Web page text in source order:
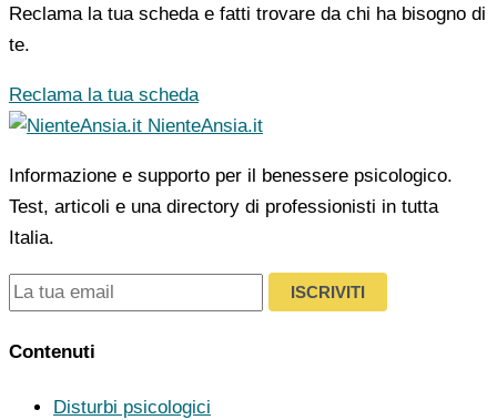
Reclama la tua scheda e fatti trovare da chi ha bisogno di
te.
Reclama la tua scheda
NienteAnsia.it
Informazione e supporto per il benessere psicologico.
Test, articoli e una directory di professionisti in tutta
Italia.
ISCRIVITI
Contenuti
Disturbi psicologici